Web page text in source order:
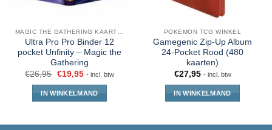
Ultra Pro Pro Binder 12
pocket Unfinity – Magic the
Gathering
€26,95 €19,95 - incl. btw
IN WINKELMAND
POKÉMON TCG WINKEL
Gamegenic Zip-Up Album
24-Pocket Rood (480
kaarten)
€27,95 - incl. btw
IN WINKELMAND